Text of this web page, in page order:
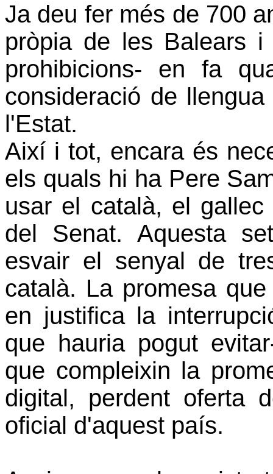
Ja deu fer més de 700
pròpia de les Balears
prohibicions- en fa
consideració de
l'Estat.
Així i tot, encara és
els quals hi ha Pere
usar el català, el
del Senat. Aquesta
esvair el senyal de
català. La promesa
en justifica la
que hauria pogut
que compleixin la
digital, perdent oferta
oficial d'aquest país.